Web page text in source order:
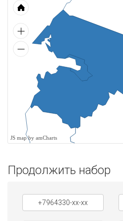
JS map by amCharts
Продолжить набор
+7964330-xx-xx